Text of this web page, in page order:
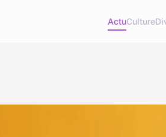
ActuCulture